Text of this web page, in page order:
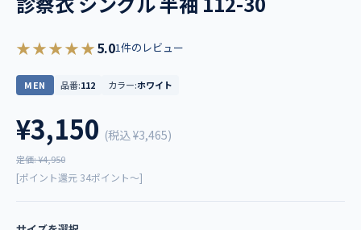
★★★★★5.01件のレビュー
MEN 品番:112 カラー:ホワイト
¥3,150 (税込¥3,465)
定価: ¥4,950
[ポイント還元 34ポイント～]